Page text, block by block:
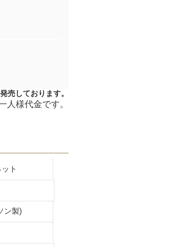
売しております。
ト
ン製)